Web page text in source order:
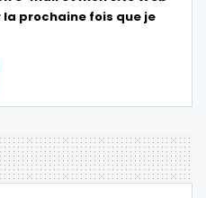
prochaine fois que je